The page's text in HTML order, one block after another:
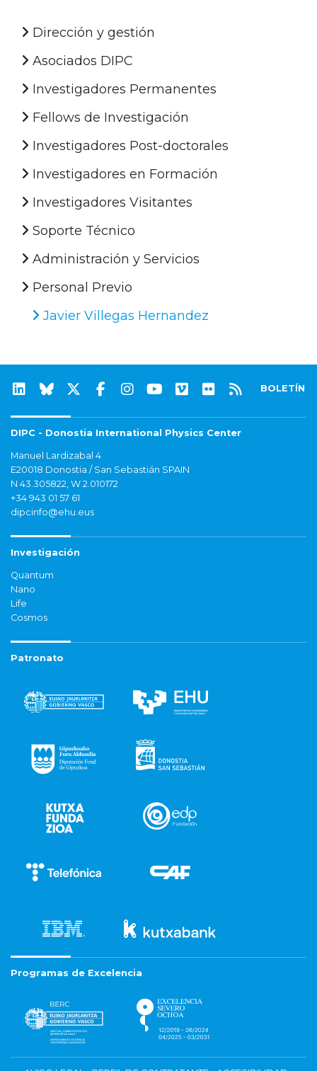
Dirección y gestión
Asociados DIPC
Investigadores Permanentes
Fellows de Investigación
Investigadores Post-doctorales
Investigadores en Formación
Investigadores Visitantes
Soporte Técnico
Administración y Servicios
Personal Previo
Javier Villegas Hernandez
BOLETÍN
DIPC - Donostia International Physics Center
Manuel Lardizabal 4
E20018 Donostia / San Sebastián SPAIN
N 43.305822, W 2.010172
+34 943 01 57 61
dipcinfo@ehu.eus
Investigación
Quantum
Nano
Life
Cosmos
Patronato
Programas de Excelencia